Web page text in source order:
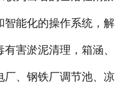
智能化的操作系统，解
害淤泥清理，箱涵、
厂、钢铁厂调节池、凉